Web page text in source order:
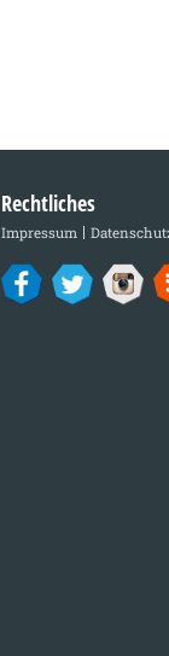
Rechtliches
Impressum